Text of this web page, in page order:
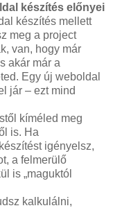
készítés előnyei
készítés mellett
meg a project
van, hogy már
akár már a
Egy új weboldal
jár – ezt mind
kíméled meg
is. Ha
igényelsz,
a felmerülő
is „maguktól
kalkulálni,